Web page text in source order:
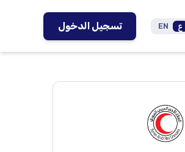
ع EN تسجيل الدخول